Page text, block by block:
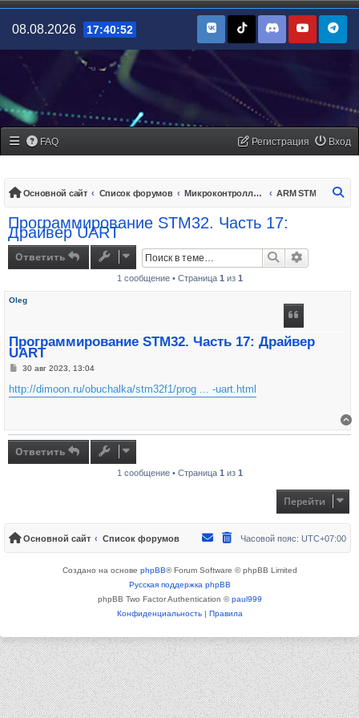
08.08.2026 17:40:52
FAQ Вход
Регистрация
Основной сайт Список форумов Микроконтроллеры/платы управления ARM STM
Программирование STM32. Часть 17:
Драйвер UART
Ответить Поиск
1 сообщение • Страница 1 из 1
Oleg
Программирование STM32. Часть 17: Драйвер
UART
Сообщение
30 авг 2023, 13:04
http://dimoon.ru/obuchalka/stm32f1/prog ... -uart.html
Ответить
1 сообщение • Страница 1 из 1
Перейти
Основной сайт Список форумов Часовой пояс: UTC+07:00
Создано на основе phpBB® Forum Software © phpBB Limited
Русская поддержка phpBB
phpBB Two Factor Authentication ©paul999
Конфиденциальность| Правила